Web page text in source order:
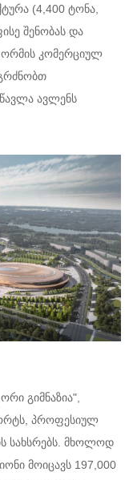
(4,400 ტონა,
შენობას და
კომერციულ
ავლენს
გიმნაზია",
პროფესიულ
სახსრებს. მხოლოდ
მოიცავს 197,000